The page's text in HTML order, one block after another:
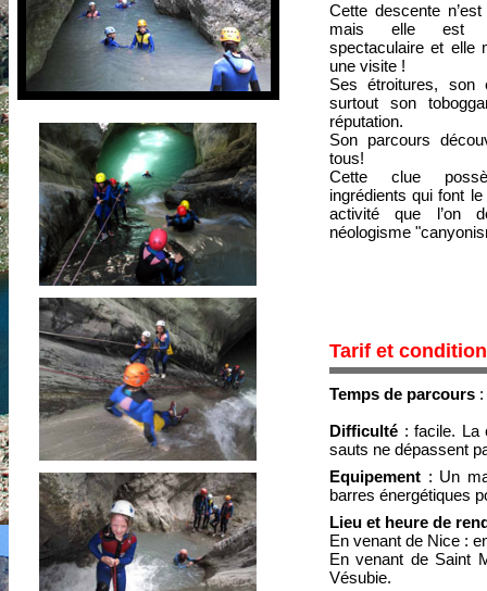
Cette descente
mais elle est
spectaculaire et elle
une visite !
Ses étroitures, son
surtout son
réputation.
Son parcours
tous!
Cette clue
ingrédients qui font
activité que l’on
néologisme
Tarif et
Temps de parcours
Difficulté : facile. La
sauts ne dépassent
Equipement : Un
barres énergétiques
Lieu et heure de
En venant de Nice :
En venant de Saint
Vésubie.